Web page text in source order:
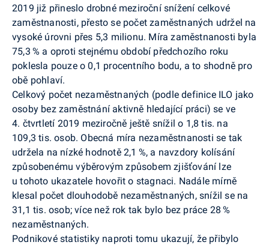
2019 již přineslo drobné meziroční snížení celkové
zaměstnanosti, přesto se počet zaměstnaných udržel na
vysoké úrovni přes 5,3 milionu. Míra zaměstnanosti byla
75,3 % a oproti stejnému období předchozího roku
poklesla pouze o 0,1 procentního bodu, a to shodně pro
obě pohlaví.
Celkový počet nezaměstnaných (podle definice ILO jako
osoby bez zaměstnání aktivně hledající práci) se ve
4. čtvrtletí 2019 meziročně ještě snížil o 1,8 tis. na
109,3 tis. osob. Obecná míra nezaměstnanosti se tak
udržela na nízké hodnotě 2,1 %, a navzdory kolísání
způsobenému výběrovým způsobem zjišťování lze
u tohoto ukazatele hovořit o stagnaci. Nadále mírně
klesal počet dlouhodobě nezaměstnaných, snížil se na
31,1 tis. osob; více než rok tak bylo bez práce 28 %
nezaměstnaných.
Podnikové statistiky naproti tomu ukazují, že přibylo